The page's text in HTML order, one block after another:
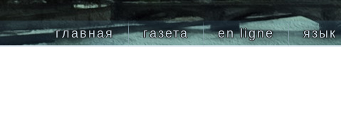
главная газета en ligne язык